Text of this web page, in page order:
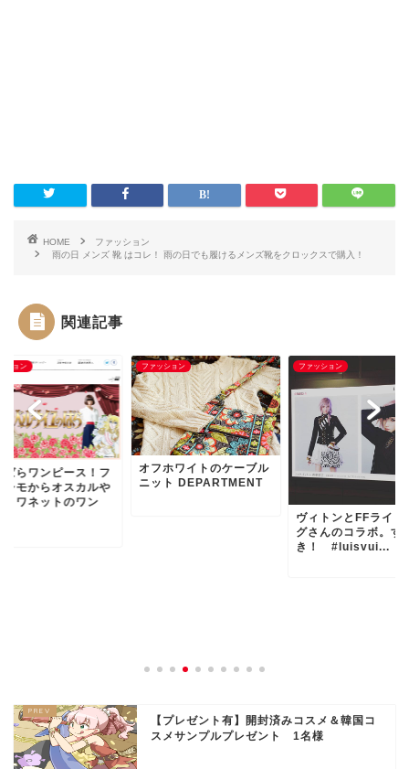
HOME
ファッション
雨の日 メンズ 靴 はコレ！ 雨の日でも履けるメンズ靴をクロックスで購入！
関連記事
ション
ばらワンピース！フ
シモからオスカルや
トワネットのワン
ファッション
オフホワイトのケーブル
ニット DEPARTMENT
ファッション
ヴィトンとFFライト
グさんのコラボ。す
き！ #luisvui...
【プレゼント有】開封済みコスメ＆韓国コ
スメサンプルプレゼント 1名様